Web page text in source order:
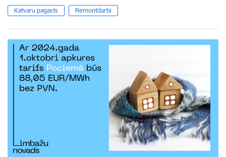
Katvaru pagasts Remontdarbi